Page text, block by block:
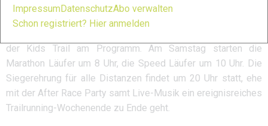
9.8.2019 ab 14 Uhr im Ziel erwartet.
der Kids Trail am Programm. Am Samstag starten die
Marathon Läufer um 8 Uhr, die Speed Läufer um 10 Uhr. Die
Siegerehrung für alle Distanzen findet um 20 Uhr statt, ehe
mit der After Race Party samt Live-Musik ein ereignisreiches
Trailrunning-Wochenende zu Ende geht.
Impressum DatenschutzAbo verwalten
Schon registriert? Hier anmelden